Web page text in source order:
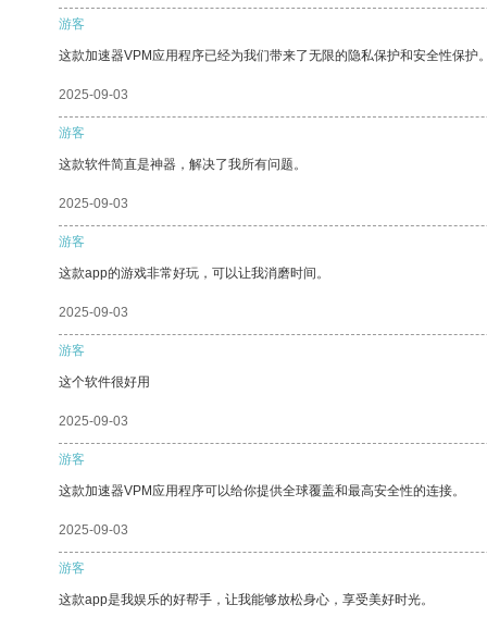
游客
这款加速器VPM应用程序已经为我们带来了无限的隐私保护和安全性保护
2025-09-03
游客
这款软件简直是神器，解决了我所有问题。
2025-09-03
游客
这款app的游戏非常好玩，可以让我消磨时间。
2025-09-03
游客
这个软件很好用
2025-09-03
游客
这款加速器VPM应用程序可以给你提供全球覆盖和最高安全性的连接。
2025-09-03
游客
这款app是我娱乐的好帮手，让我能够放松身心，享受美好时光。